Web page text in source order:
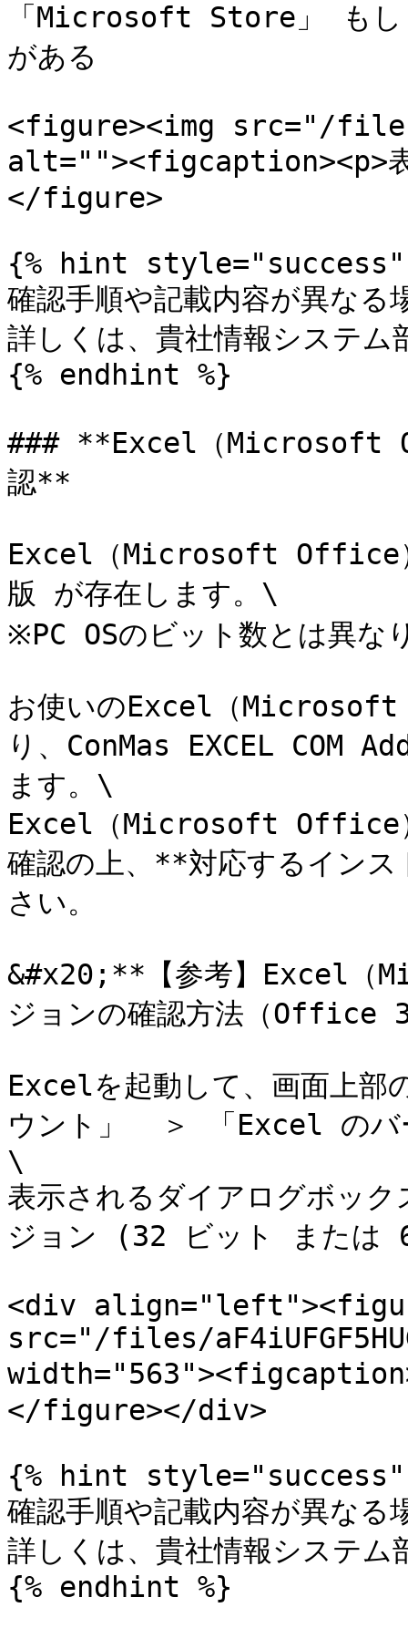
「Microsoft Store」 もし
がある
<figure><img src="/files/
alt=""><figcaption><p>
</figure>
{% hint style="success"
確認手順や記載内容が異な
詳しくは、貴社情報システム
{% endhint %}
### **Excel（Microsoft
認**
Excel（Microsoft Office
版 が存在します。\
※PC OSのビット数とは異な
お使いのExcel（Microsoft
り、ConMas EXCEL COM
ます。\
Excel（Microsoft Office）
確認の上、**対応するイン
さい。
&#x20;**【参考】Excel（
ジョンの確認方法（Office
Excelを起動して、画面上
ウント」  ＞ 「Excel のバ
\
表示されるダイアログボッ
ジョン (32 ビット または
<div
src="/files/
</figure></div>
{% hint style="success"
確認手順や記載内容が異な
詳しくは、貴社情報システム
{% endhint %}